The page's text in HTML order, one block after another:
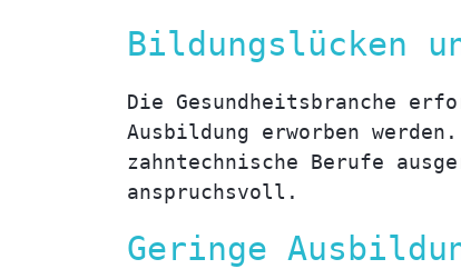
Bildungslücken
Die Gesundheitsbranche
Ausbildung erworben
zahntechnische Berufe
anspruchsvoll.
Geringe